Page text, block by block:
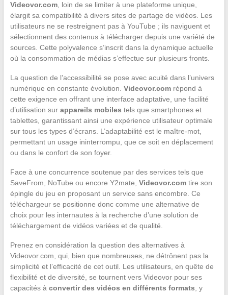
Videovor.com, loin de se limiter à une plateforme unique,
élargit sa compatibilité à divers sites de partage de vidéos. Les
utilisateurs ne se restreignent pas à YouTube ; ils naviguent et
sélectionnent des contenus à télécharger depuis une variété de
sources. Cette polyvalence s’inscrit dans la dynamique actuelle
où la consommation de médias s’effectue sur plusieurs fronts.
La question de l’accessibilité se pose avec acuité dans l’univers
numérique en constante évolution. Videovor.comrépond à
cette exigence en offrant une interface adaptative, une facilité
d’utilisation sur appareils mobiles tels que smartphones et
tablettes, garantissant ainsi une expérience utilisateur optimale
sur tous les types d’écrans. L’adaptabilité est le maître-mot,
permettant un usage ininterrompu, que ce soit en déplacement
ou dans le confort de son foyer.
Face à une concurrence soutenue par des services tels que
SaveFrom, NoTube ou encore Y2mate, Videovor.comtire son
épingle du jeu en proposant un service sans encombre. Ce
téléchargeur se positionne donc comme une alternative de
choix pour les internautes à la recherche d’une solution de
téléchargement de vidéos variées et de qualité.
Prenez en considération la question des alternatives à
Videovor.com, qui, bien que nombreuses, ne détrônent pas la
simplicité et l’efficacité de cet outil. Les utilisateurs, en quête de
flexibilité et de diversité, se tournent vers Videovor pour ses
capacités à convertir des vidéos en différents formats, y